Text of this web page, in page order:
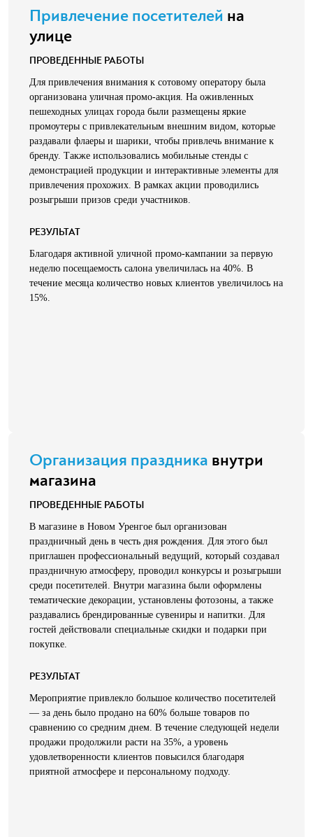
Привлечение посетителей на
улице
ПРОВЕДЕННЫЕ РАБОТЫ
Для привлечения внимания к сотовому оператору была
организована уличная промо-акция. На оживленных
пешеходных улицах города были размещены яркие
промоутеры с привлекательным внешним видом, которые
раздавали флаеры и шарики, чтобы привлечь внимание к
бренду. Также использовались мобильные стенды с
демонстрацией продукции и интерактивные элементы для
привлечения прохожих. В рамках акции проводились
розыгрыши призов среди участников.
РЕЗУЛЬТАТ
Благодаря активной уличной промо-кампании за первую
неделю посещаемость салона увеличилась на 40%. В
течение месяца количество новых клиентов увеличилось на
15%.
Организация праздника внутри
магазина
ПРОВЕДЕННЫЕ РАБОТЫ
В магазине в Новом Уренгое был организован
праздничный день в честь дня рождения. Для этого был
приглашен профессиональный ведущий, который создавал
праздничную атмосферу, проводил конкурсы и розыгрыши
среди посетителей. Внутри магазина были оформлены
тематические декорации, установлены фотозоны, а также
раздавались брендированные сувениры и напитки. Для
гостей действовали специальные скидки и подарки при
покупке.
РЕЗУЛЬТАТ
Мероприятие привлекло большое количество посетителей
— за день было продано на 60% больше товаров по
сравнению со средним днем. В течение следующей недели
продажи продолжили расти на 35%, а уровень
удовлетворенности клиентов повысился благодаря
приятной атмосфере и персональному подходу.